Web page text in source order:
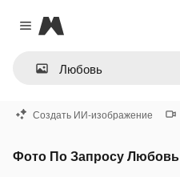
Close menu
Magnific
Создать ИИ-изображение
Фото По Запросу Любовь